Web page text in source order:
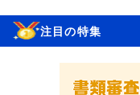
注目の特集